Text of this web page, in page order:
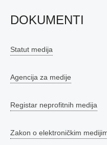
DOKUMENTI
Statut medija
Agencija za medije
Registar neprofitnih medija
Zakon o elektroničkim